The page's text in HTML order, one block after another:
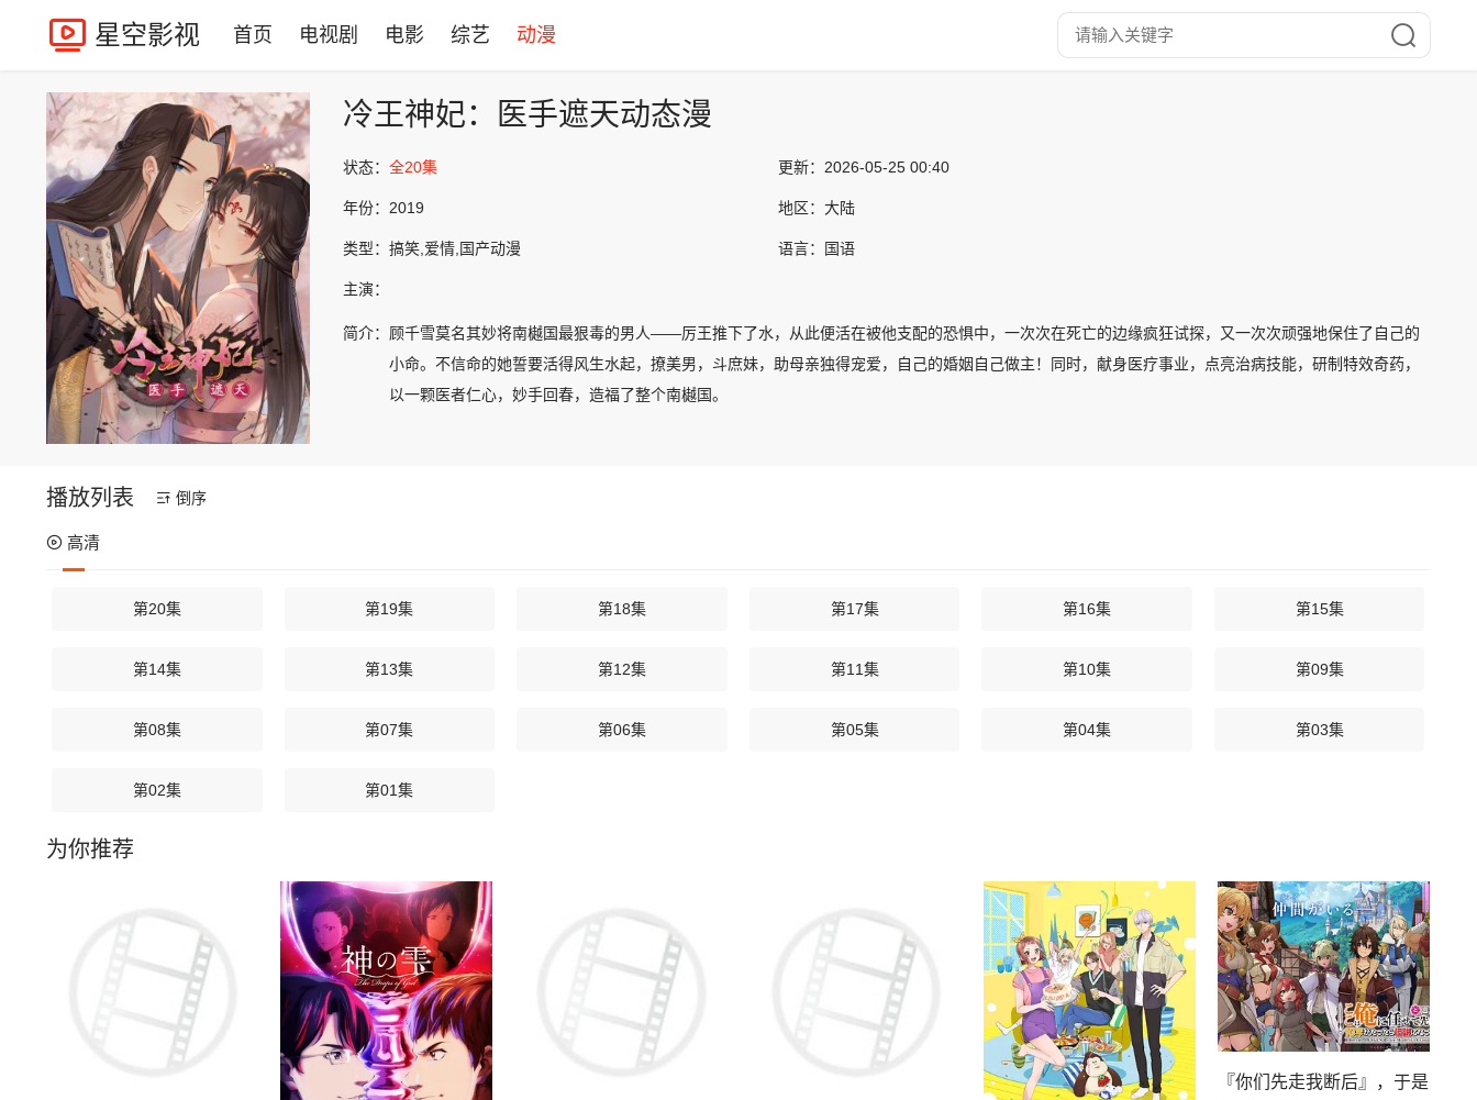
星空影视 首页 电视剧 电影 综艺 动漫
冷王神妃：医手遮天动态漫
状态： 全20集 更新： 2026-05-25 00:40
年份： 2019 地区： 大陆
类型： 搞笑,爱情,国产动漫 语言： 国语
主演：
简介： 顾千雪莫名其妙将南樾国最狠毒的男人——厉王推下了水，从此便活在被他支配的恐惧中，一次次在死亡的边缘疯狂试探，又一次次顽强地保住了自己的
小命。不信命的她誓要活得风生水起，撩美男，斗庶妹，助母亲独得宠爱，自己的婚姻自己做主！同时，献身医疗事业，点亮治病技能，研制特效奇药，
以一颗医者仁心，妙手回春，造福了整个南樾国。
播放列表 倒序
高清
第20集 第19集 第18集 第17集 第16集 第15集
第14集 第13集 第12集 第11集 第10集 第09集
第08集 第07集 第06集 第05集 第04集 第03集
第02集 第01集
为你推荐
『你们先走我断后』，于是10年